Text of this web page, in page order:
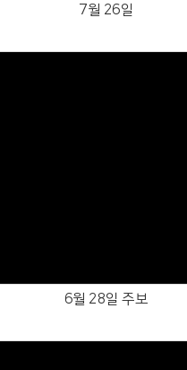
7월 26일
6월 28일 주보